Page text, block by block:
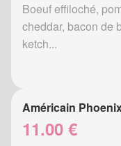
Boeuf effiloché,
cheddar, bacon de
ketch...
Américain
11.00 €